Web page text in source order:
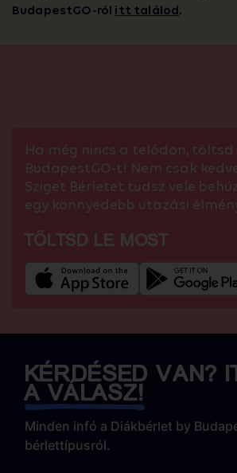
BudapestGO-ról itt találod.
Ha még nincs a telódon, töltsd
BudapestGO-t! Nem csak
Sziget Bérletet tudsz vele
egy könnyedebb utazási
TÖLTSD LE MOST
KÉRDÉSED VAN?
A VÁLASZ!
Minden infó a Diákbérlet by
bérlettípusról.